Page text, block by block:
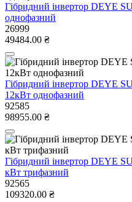
Гібридний інвертор DEYE
однофазний
26999
49484.00 ₴
Гібридний інвертор DEYE
12кВт однофазний
92585
98955.00 ₴
Гібридний інвертор DEYE
кВт трифазний
92565
109320.00 ₴